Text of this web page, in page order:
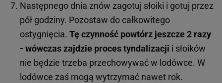
Następnego dnia znów zagotuj słoiki i gotuj przez
pół godziny. Pozostaw do całkowitego
ostygnięcia. Tę czynność powtórz jeszcze 2 razy
- wówczas zajdzie proces tyndalizacji i słoików
nie będzie trzeba przechowywać w lodówce. W
lodówce zaś mogą wytrzymać nawet rok.